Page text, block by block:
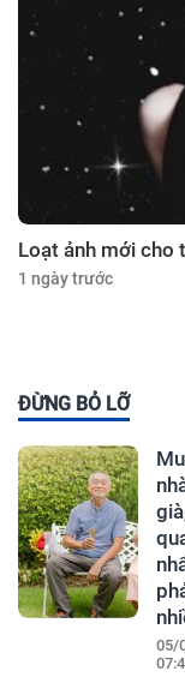
Loạt ảnh mới cho
1 ngày trước
ĐỪNG BỎ LỠ
05/